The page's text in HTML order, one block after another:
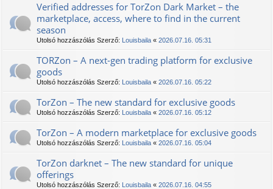
Verified addresses for TorZon Dark Market – the
marketplace, access, where to find in the current
season
Utolsó hozzászólás Szerző: Louisbaila « 2026.07.16. 05:31
TORZon – A next-gen trading platform for exclusive
goods
Utolsó hozzászólás Szerző: Louisbaila « 2026.07.16. 05:22
TorZon – The new standard for exclusive goods
Utolsó hozzászólás Szerző: Louisbaila « 2026.07.16. 05:12
TorZon – A modern marketplace for exclusive goods
Utolsó hozzászólás Szerző: Louisbaila « 2026.07.16. 05:04
TorZon darknet – The new standard for unique
offerings
Utolsó hozzászólás Szerző: Louisbaila « 2026.07.16. 04:55